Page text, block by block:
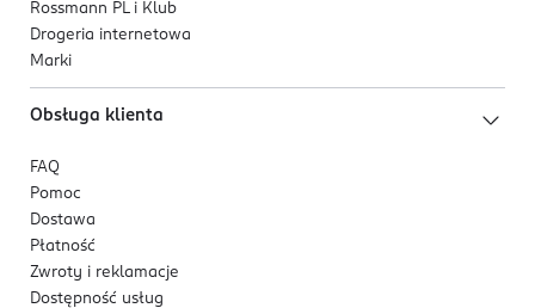
Rossmann PL i Klub
Drogeria internetowa
Marki
Obsługa klienta
FAQ
Pomoc
Dostawa
Płatność
Zwroty i reklamacje
Dostępność usług